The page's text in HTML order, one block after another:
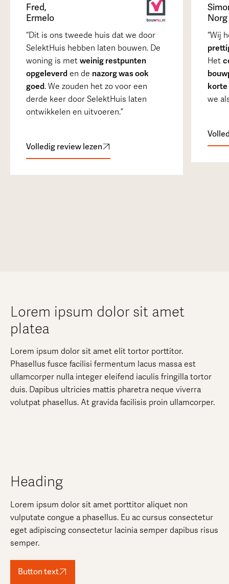
Fred,
Ermelo
Dit is ons tweede huis dat we door
SelektHuis hebben laten bouwen. De
woning is metweinig restpunten
opgeleverd en de nazorg was ook
goed. We zouden het zo voor een
derde keer door SelektHuis laten
ontwikkelen en uitvoeren.
Volledig review lezen
Norg
Wij
Het
korte
we
Lorem ipsum dolor sit amet
platea
Lorem ipsum dolor sit amet elit tortor porttitor.
Phasellus fusce facilisi fermentum lacus massa est
ullamcorper nulla integer eleifend iaculis fringilla tortor
duis. Dapibus ultricies mattis pharetra neque viverra
volutpat phasellus. At gravida facilisis proin ullamcorper.
Heading
Lorem ipsum dolor sit amet porttitor aliquet non
vulputate congue a phasellus. Eu ac cursus consectetur
eget adipiscing consectetur lacinia semper dapibus risus
semper.
Button text